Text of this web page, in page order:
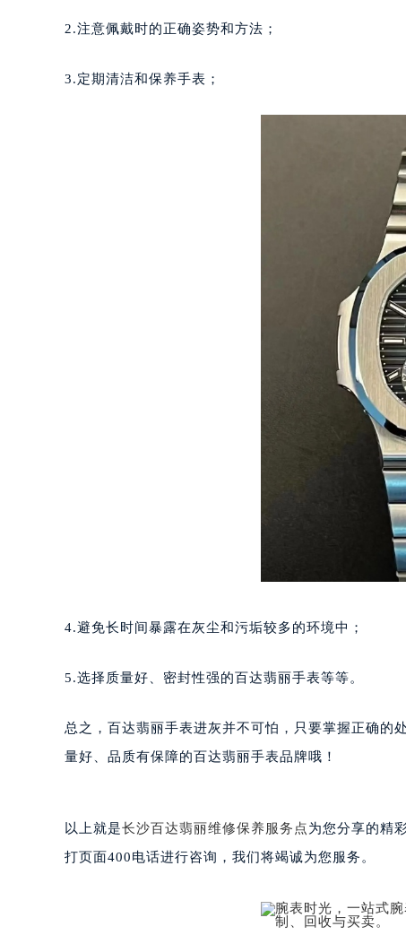
长春市朝阳区西安大路727号中银大
石家庄市长安区中山东路39号勒泰
海口市龙华区金贸东路5号海口华润
唐山市路南区新华东道100号万达广
台州市椒江区东海大道1800号腾达
内蒙古自治区呼和浩特市玉泉区大学
甘肃省兰州市七里河区西津西路16号
重庆市解放碑渝中区民权路28号英利
黑龙江省大庆市萨尔图区会战大街百
黑龙江省鹤岗市向阳区红军路百达翡
黑龙江省黑河市爱辉区中央街百达翡
黑龙江省鸡西市鸡冠区红军路百达翡
黑龙江省佳木斯市向阳区长安路百达
黑龙江省牡丹江市东安区太平路百达
黑龙江省七台河市桃山区大同街百达
黑龙江省齐齐哈尔市龙沙区龙华路百
黑龙江省双鸭山市尖山区新兴大街百
黑龙江省绥化市北林区新华街与康庄
黑龙江省伊春市伊美区通河路百达翡
吉林省白山市浑江区浑江大街百达翡
吉林省辽源市龙山区人民大街百达翡
吉林省四平市铁东区紫气大路与南九
辽宁省鞍山市铁东区站前街百达翡丽
辽宁省朝阳市双塔区新华路百达翡丽
辽宁省抚顺市新抚区东一路百达翡丽
2.注意佩戴时的正确姿势和方法；
3.定期清洁和保养手表；
4.避免长时间暴露在灰尘和污垢较多的环境中；
5.选择质量好、密封性强的百达翡丽手表等等。
总之，百达翡丽手表进灰并不可怕，只要掌握正确的
量好、品质有保障的百达翡丽手表品牌哦！
以上就是长沙百达翡丽维修保养服务点为您分享的精
打页面400电话进行咨询，我们将竭诚为您服务。